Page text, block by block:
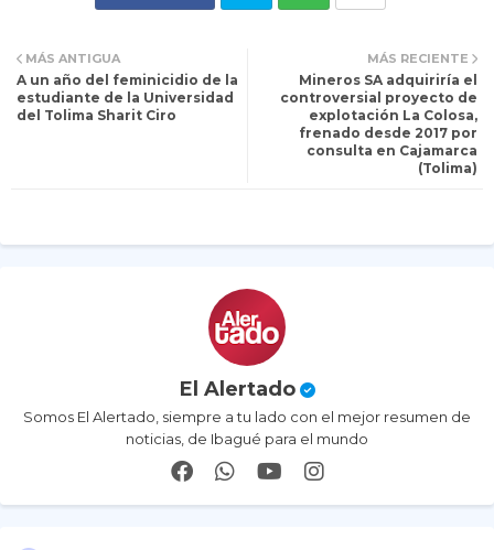
itt ats
ap
MÁS RECIENTE
Mineros SA adquiriría el
controversial proyecto de
explotación La Colosa,
frenado desde 2017 por
consulta en Cajamarca
(Tolima)
MÁS ANTIGUA
A un año del feminicidio de la
estudiante de la Universidad
del Tolima Sharit Ciro
El Alertado
Somos El Alertado, siempre a tu lado con el mejor resumen de
noticias, de Ibagué para el mundo